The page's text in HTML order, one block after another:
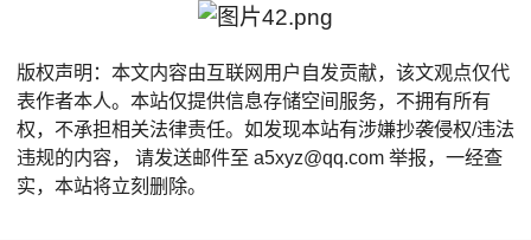
版权声明：本文内容由互联网用户自发贡献，该文观点仅代
表作者本人。本站仅提供信息存储空间服务，不拥有所有
权，不承担相关法律责任。如发现本站有涉嫌抄袭侵权/违法
违规的内容， 请发送邮件至 a5xyz@qq.com 举报，一经查
实，本站将立刻删除。